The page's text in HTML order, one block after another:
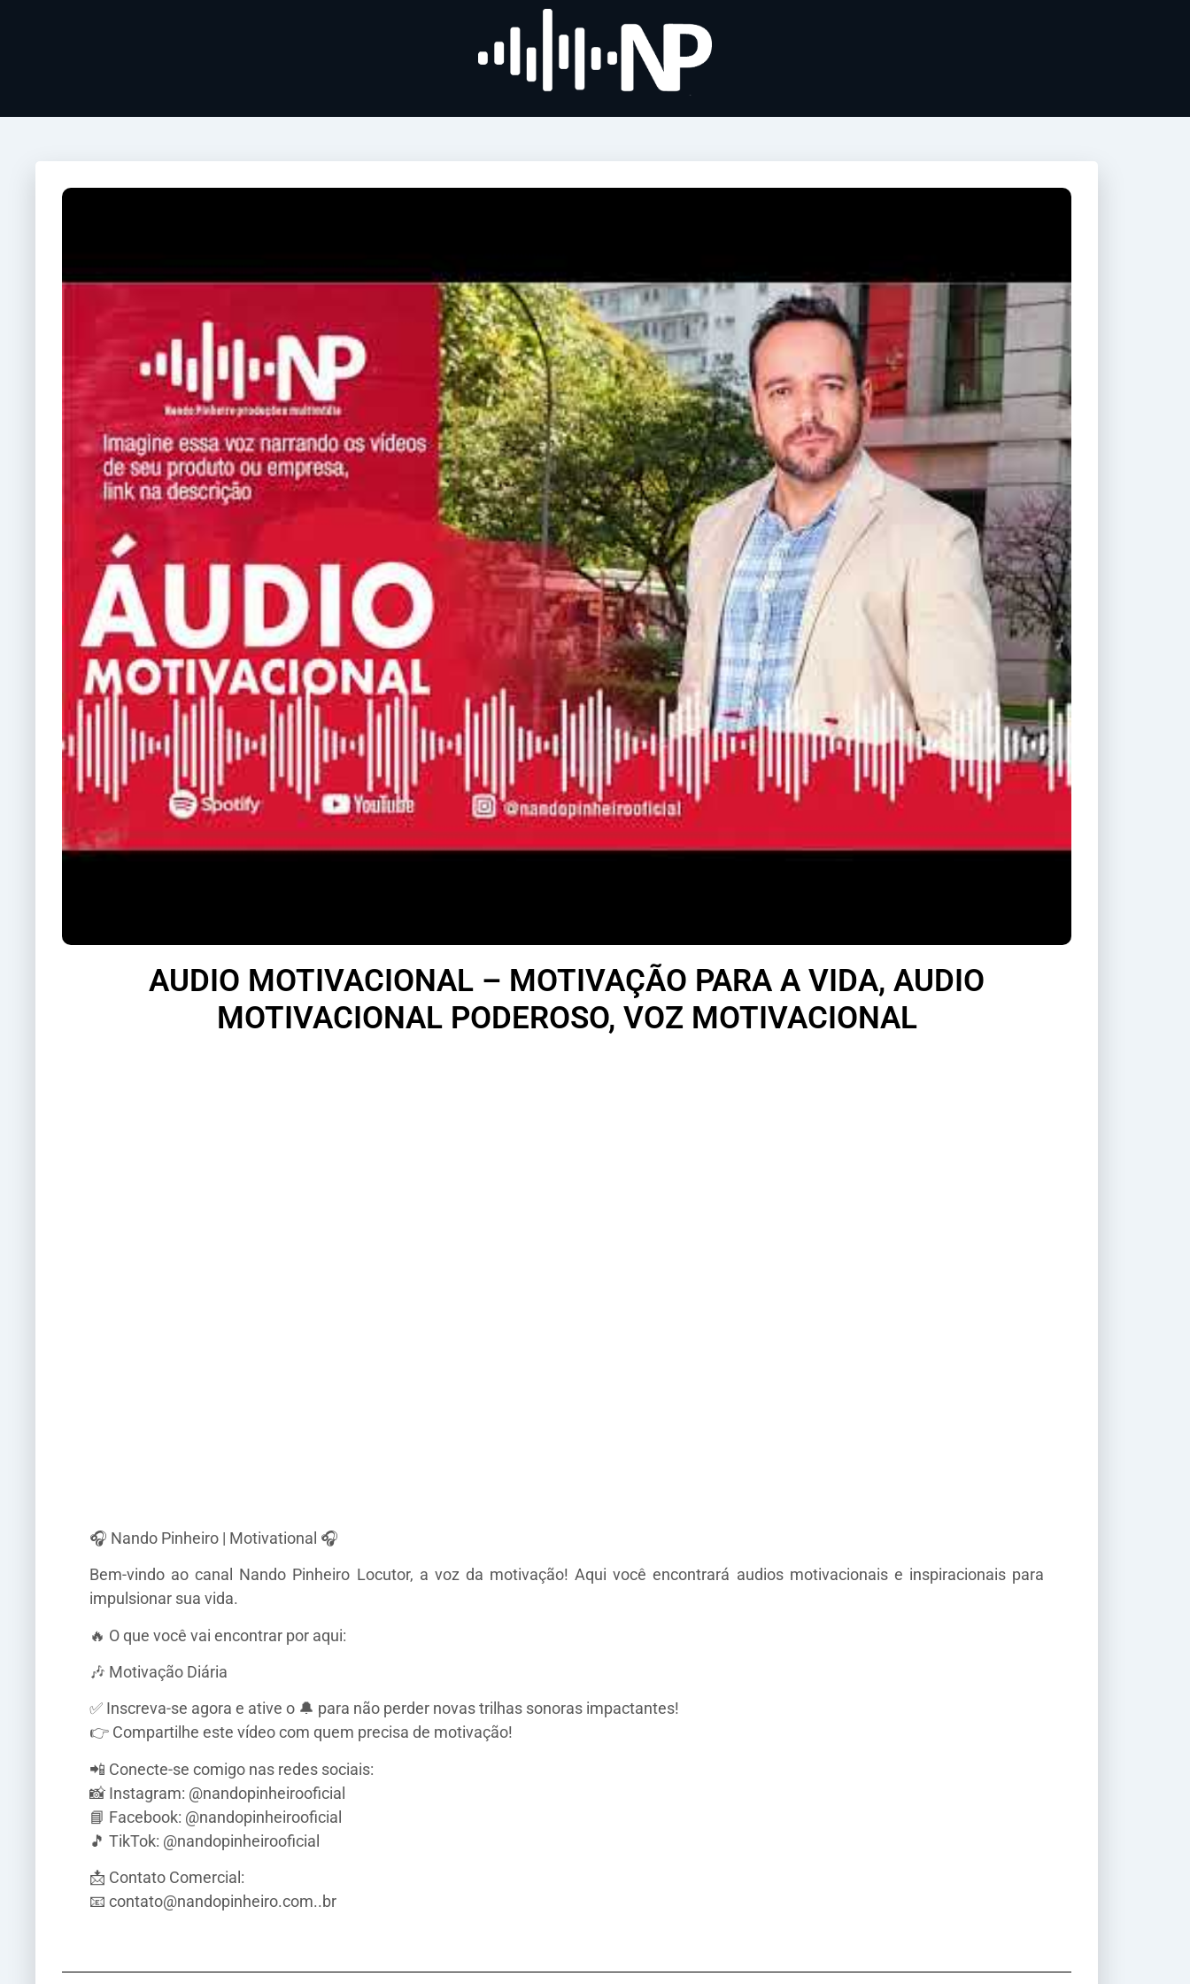
AUDIO MOTIVACIONAL – MOTIVAÇÃO PARA A VIDA, AUDIO
MOTIVACIONAL PODEROSO, VOZ MOTIVACIONAL
🎧 Nando Pinheiro | Motivational 🎧
Bem-vindo ao canal Nando Pinheiro Locutor, a voz da motivação! Aqui você encontrará audios motivacionais e inspiracionais para
impulsionar sua vida.
🔥 O que você vai encontrar por aqui:
🎶 Motivação Diária
✅ Inscreva-se agora e ative o 🔔 para não perder novas trilhas sonoras impactantes!
👉 Compartilhe este vídeo com quem precisa de motivação!
📲 Conecte-se comigo nas redes sociais:
📸 Instagram: @nandopinheirooficial
📘 Facebook: @nandopinheirooficial
🎵 TikTok: @nandopinheirooficial
📩 Contato Comercial:
📧 contato@nandopinheiro.com..br